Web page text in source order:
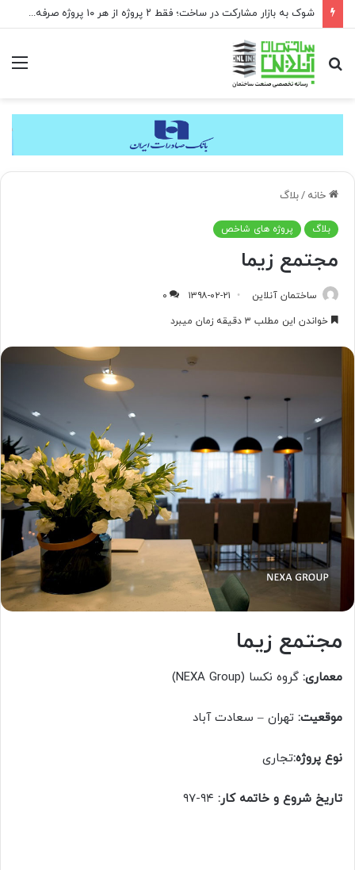
شوک به بازار مشارکت در ساخت؛ فقط ۲ پروژه از هر ۱۰ پروژه صرفه اقتصادی دارد
جستجو
برای
خانه /بلاگ
بلاگ پروژه های شاخص
مجتمع زیما
ساختمان آنلاین ۱۳۹۸-۰۲-۲۱
۰
خواندن این مطلب ۳ دقیقه زمان میبرد
مجتمع زیما
معماری: گروه نکسا (NEXA Group)
موقعیت: تهران – سعادت آباد
نوع پروژه:تجاری
تاریخ شروع و خاتمه کار: